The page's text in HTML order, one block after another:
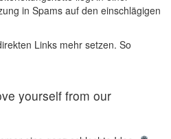
in Spams auf den einschlägigen
Links mehr setzen. So
yourself from our